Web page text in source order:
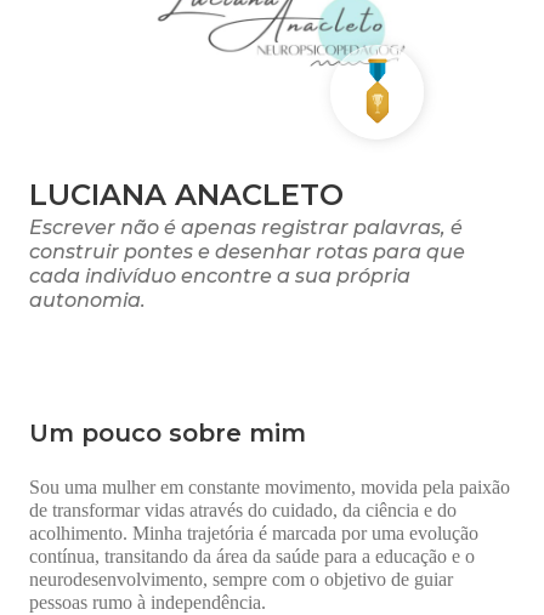
LUCIANA ANACLETO
Escrever não é apenas registrar palavras, é
construir pontes e desenhar rotas para que
cada indivíduo encontre a sua própria
autonomia.
Um pouco sobre mim
Sou uma mulher em constante movimento, movida pela paixão
de transformar vidas através do cuidado, da ciência e do
acolhimento. Minha trajetória é marcada por uma evolução
contínua, transitando da área da saúde para a educação e o
neurodesenvolvimento, sempre com o objetivo de guiar
pessoas rumo à independência.